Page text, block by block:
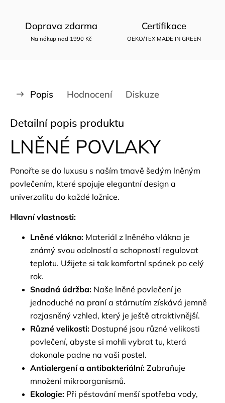
Doprava zdarma
Na nákup nad 1990 Kč
Certifikace
OEKO/TEX MADE IN GREEN
Popis Hodnocení Diskuze
Detailní popis produktu
LNĚNÉ POVLAKY
Ponořte se do luxusu s naším tmavě šedým lněným
povlečením, které spojuje elegantní design a
univerzalitu do každé ložnice.
Hlavní vlastnosti:
Lněné vlákno: Materiál z lněného vlákna je
známý svou odolností a schopností regulovat
teplotu. Užijete si tak komfortní spánek po celý
rok.
Snadná údržba: Naše lněné povlečení je
jednoduché na praní a stárnutím získává jemně
rozjasněný vzhled, který je ještě atraktivnější.
Různé velikosti: Dostupné jsou různé velikosti
povlečení, abyste si mohli vybrat tu, která
dokonale padne na vaši postel.
Antialergení a antibakteriální: Zabraňuje
množení mikroorganismů.
Ekologie: Při pěstování menší spotřeba vody,